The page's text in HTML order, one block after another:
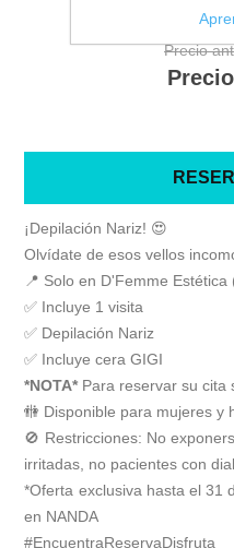
Precio
¡Depilación Nariz! 😍
Olvídate de esos vellos
📍 Solo en D'Femme
✅ Incluye 1 visita
✅ Depilación Nariz
✅ Incluye cera GIGI
*NOTA* Para reservar su cita
🚻 Disponible para mujeres y
🚫 Restricciones: No
irritadas, no pacientes con
*Oferta exclusiva hasta el 31
en NANDA
#EncuentraReservaDisfruta